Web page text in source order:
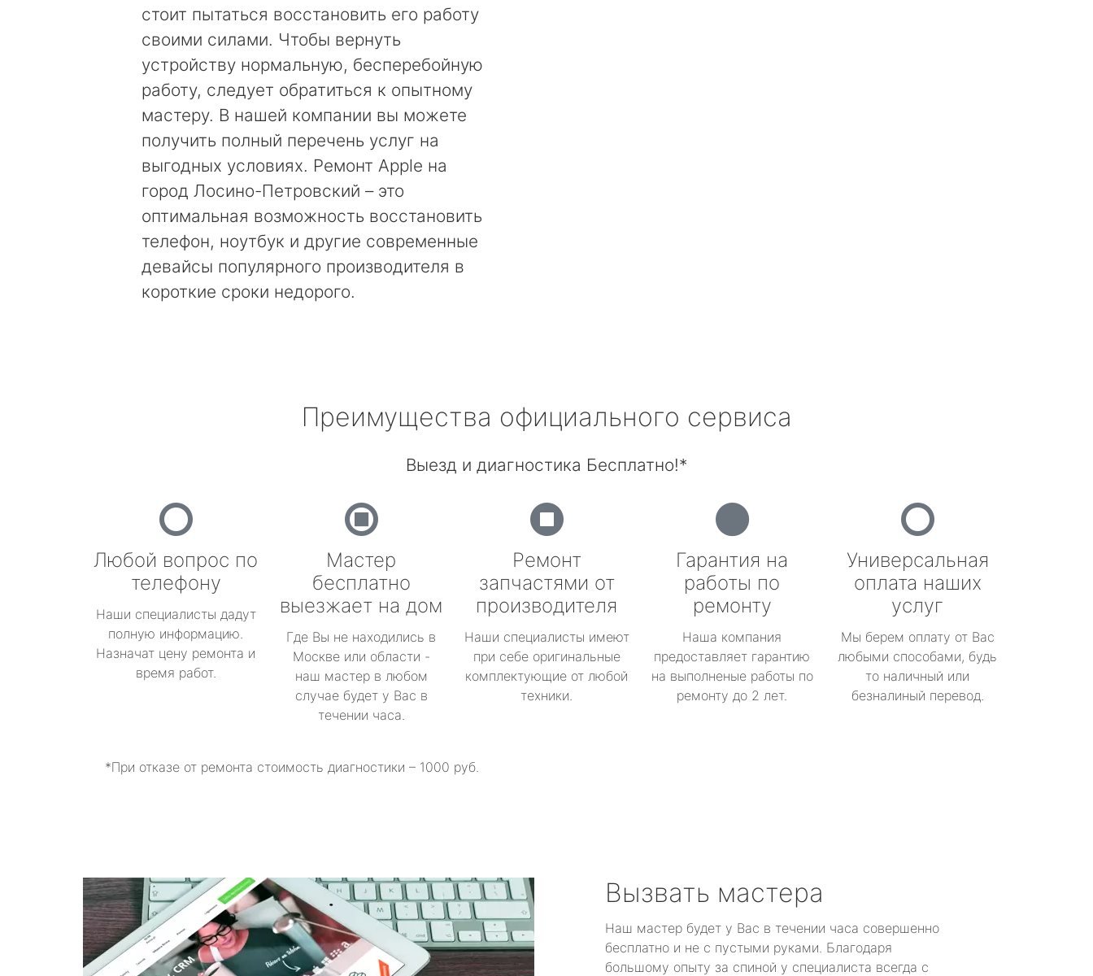
стоит пытаться восстановить его работу
своими силами. Чтобы вернуть
устройству нормальную, бесперебойную
работу, следует обратиться к опытному
мастеру. В нашей компании вы можете
получить полный перечень услуг на
выгодных условиях. Ремонт Apple на
город Лосино-Петровский – это
оптимальная возможность восстановить
телефон, ноутбук и другие современные
девайсы популярного производителя в
короткие сроки недорого.
Преимущества официального сервиса
Выезд и диагностика Бесплатно!*
Любой вопрос по
телефону
Наши специалисты дадут
полную информацию.
Назначат цену ремонта и
время работ.
Мастер
бесплатно
выезжает на дом
Где Вы не находились в
Москве или области -
наш мастер в любом
случае будет у Вас в
течении часа.
Ремонт
запчастями от
производителя
Наши специалисты имеют
при себе оригинальные
комплектующие от любой
техники.
Гарантия на
работы по
ремонту
Наша компания
предоставляет гарантию
на выполненые работы по
ремонту до 2 лет.
Универсальная
оплата наших
услуг
Мы берем оплату от Вас
любыми способами, будь
то наличный или
безналиный перевод.
*При отказе от ремонта стоимость диагностики – 1000 руб.
Вызвать мастера
Наш мастер будет у Вас в течении часа совершенно
бесплатно и не с пустыми руками. Благодаря
большому опыту за спиной у специалиста всегда с